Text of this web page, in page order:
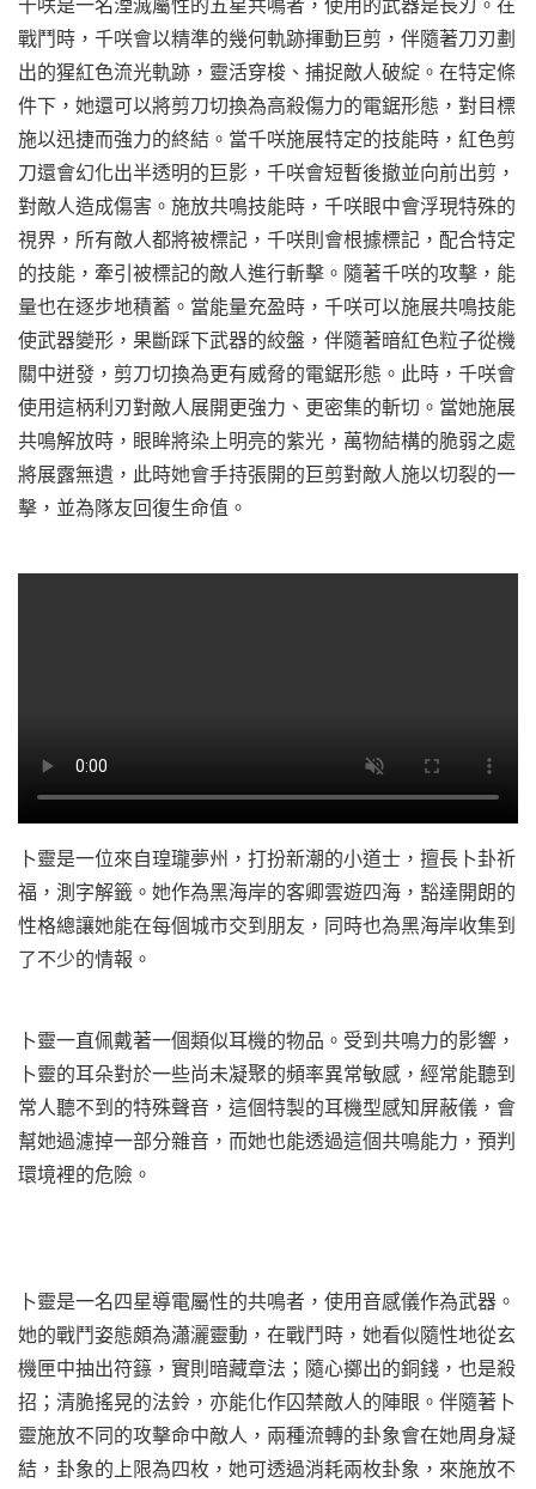
千咲是一名湮滅屬性的五星共鳴者，使用的武器是長刃。在
戰鬥時，千咲會以精準的幾何軌跡揮動巨剪，伴隨著刀刃劃
出的猩紅色流光軌跡，靈活穿梭、捕捉敵人破綻。在特定條
件下，她還可以將剪刀切換為高殺傷力的電鋸形態，對目標
施以迅捷而強力的終結。當千咲施展特定的技能時，紅色剪
刀還會幻化出半透明的巨影，千咲會短暫後撤並向前出剪，
對敵人造成傷害。施放共鳴技能時，千咲眼中會浮現特殊的
視界，所有敵人都將被標記，千咲則會根據標記，配合特定
的技能，牽引被標記的敵人進行斬擊。隨著千咲的攻擊，能
量也在逐步地積蓄。當能量充盈時，千咲可以施展共鳴技能
使武器變形，果斷踩下武器的絞盤，伴隨著暗紅色粒子從機
關中迸發，剪刀切換為更有威脅的電鋸形態。此時，千咲會
使用這柄利刃對敵人展開更強力、更密集的斬切。當她施展
共鳴解放時，眼眸將染上明亮的紫光，萬物結構的脆弱之處
將展露無遺，此時她會手持張開的巨剪對敵人施以切裂的一
擊，並為隊友回復生命值。
卜靈是一位來自瑝瓏夢州，打扮新潮的小道士，擅長卜卦祈
福，測字解籤。她作為黑海岸的客卿雲遊四海，豁達開朗的
性格總讓她能在每個城市交到朋友，同時也為黑海岸收集到
了不少的情報。
卜靈一直佩戴著一個類似耳機的物品。受到共鳴力的影響，
卜靈的耳朵對於一些尚未凝聚的頻率異常敏感，經常能聽到
常人聽不到的特殊聲音，這個特製的耳機型感知屏蔽儀，會
幫她過濾掉一部分雜音，而她也能透過這個共鳴能力，預判
環境裡的危險。
卜靈是一名四星導電屬性的共鳴者，使用音感儀作為武器。
她的戰鬥姿態頗為瀟灑靈動，在戰鬥時，她看似隨性地從玄
機匣中抽出符籙，實則暗藏章法；隨心擲出的銅錢，也是殺
招；清脆搖晃的法鈴，亦能化作囚禁敵人的陣眼。伴隨著卜
靈施放不同的攻擊命中敵人，兩種流轉的卦象會在她周身凝
結，卦象的上限為四枚，她可透過消耗兩枚卦象，來施放不